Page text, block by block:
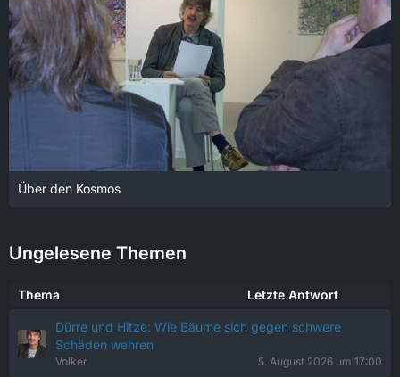
Über den Kosmos
Ungelesene Themen
Thema Letzte Antwort
Dürre und Hitze: Wie Bäume sich gegen schwere
Schäden wehren
Volker 5. August 2026 um 17:00